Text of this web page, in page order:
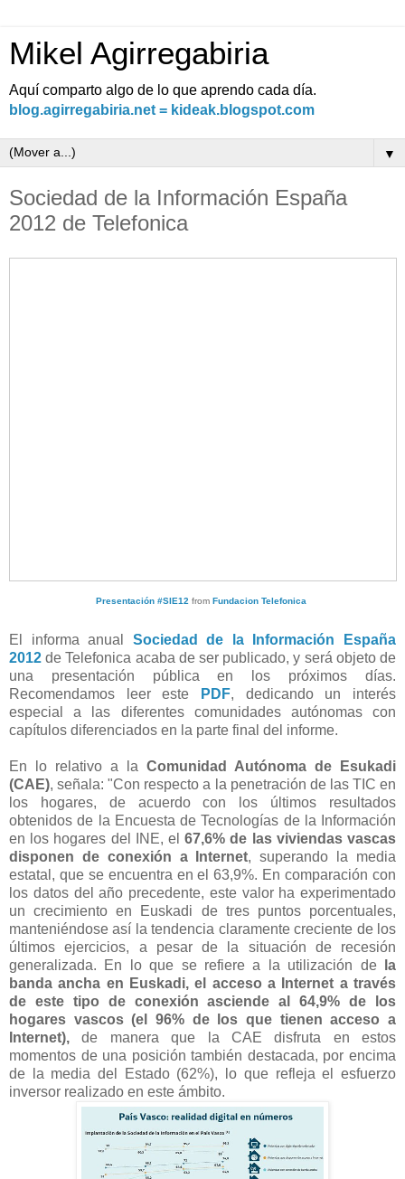
Mikel Agirregabiria
Aquí comparto algo de lo que aprendo cada día.
blog.agirregabiria.net = kideak.blogspot.com
▼
Sociedad de la Información España
2012 de Telefonica
Presentación #SIE12 from Fundacion Telefonica
El informa anual Sociedad de la Información España
2012de Telefonica acaba de ser publicado, y será objeto de
una presentación pública en los próximos días.
Recomendamos leer este
PDF, dedicando un interés
especial a las diferentes comunidades autónomas con
capítulos diferenciados en la parte final del informe.
En lo relativo a la Comunidad Autónoma de Esukadi
(CAE), señala: "Con respecto a la penetración de las TIC en
los hogares, de acuerdo con los últimos resultados
obtenidos de la Encuesta de Tecnologías de la Información
en los hogares del INE, el67,6% de las viviendas vascas
disponen de conexión a Internet, superando la media
estatal, que se encuentra en el 63,9%. En comparación con
los datos del año precedente, este valor ha experimentado
un crecimiento en Euskadi de tres puntos porcentuales,
manteniéndose así la tendencia claramente creciente de los
últimos ejercicios, a pesar de la situación de recesión
generalizada. En lo que se refiere a la utilización de
la
banda ancha en Euskadi, el acceso a Internet a través
de este tipo de conexión asciende al 64,9% de los
hogares vascos (el 96% de los que tienen acceso a
Internet),de manera que la CAE disfruta en estos
momentos de una posición también destacada, por encima
de la media del Estado (62%), lo que refleja el esfuerzo
inversor realizado en este ámbito.